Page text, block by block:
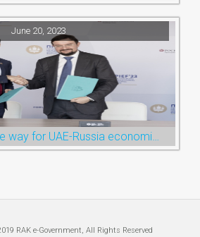
June 20, 2023
RAKEZ paves the way for UAE-Russia economic cooperation during St. Petersburg visit
RAK e-Government, All Rights Reserved